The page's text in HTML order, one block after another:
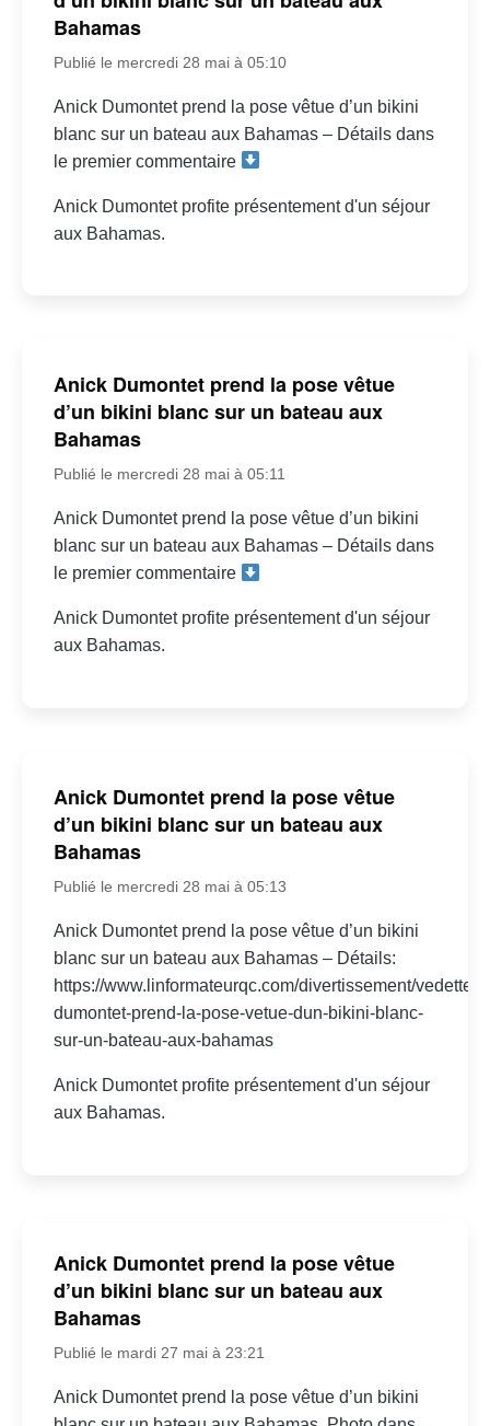
Bahamas
Publié le mercredi 28 mai à 05:10
Anick Dumontet prend la pose vêtue d’un bikini
blanc sur un bateau aux Bahamas – Détails dans
le premier commentaire
Anick Dumontet profite présentement d'un séjour
aux Bahamas.
Anick Dumontet prend la pose vêtue
d’un bikini blanc sur un bateau aux
Bahamas
Publié le mercredi 28 mai à 05:11
Anick Dumontet prend la pose vêtue d’un bikini
blanc sur un bateau aux Bahamas – Détails dans
le premier commentaire
Anick Dumontet profite présentement d'un séjour
aux Bahamas.
Anick Dumontet prend la pose vêtue
d’un bikini blanc sur un bateau aux
Bahamas
Publié le mercredi 28 mai à 05:13
Anick Dumontet prend la pose vêtue d’un bikini
blanc sur un bateau aux Bahamas – Détails:
https://www.linformateurqc.com/divertissement/vedette/
dumontet-prend-la-pose-vetue-dun-bikini-blanc-
sur-un-bateau-aux-bahamas
Anick Dumontet profite présentement d'un séjour
aux Bahamas.
Anick Dumontet prend la pose vêtue
d’un bikini blanc sur un bateau aux
Bahamas
Publié le mardi 27 mai à 23:21
Anick Dumontet prend la pose vêtue d’un bikini